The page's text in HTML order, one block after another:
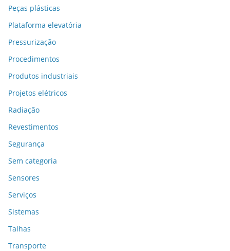
Peças plásticas
Plataforma elevatória
Pressurização
Procedimentos
Produtos industriais
Projetos elétricos
Radiação
Revestimentos
Segurança
Sem categoria
Sensores
Serviços
Sistemas
Talhas
Transporte